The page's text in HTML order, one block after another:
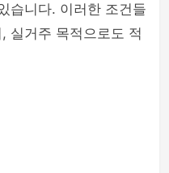
습니다. 이러한 조건들
실거주 목적으로도 적